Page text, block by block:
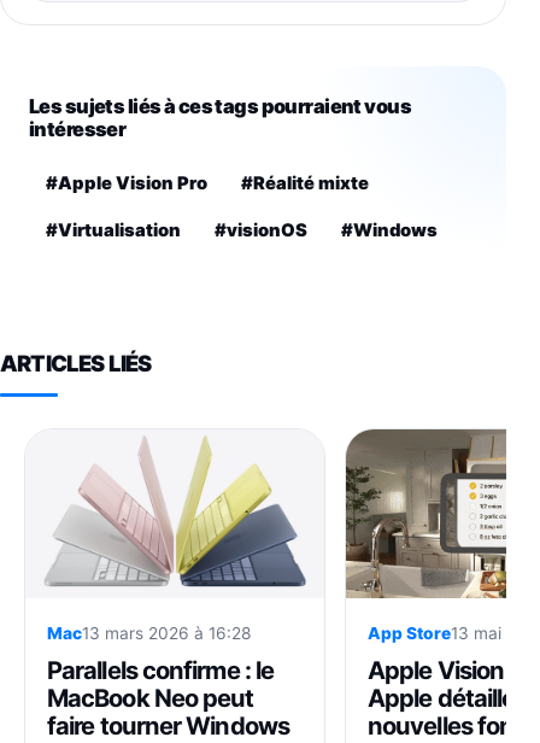
Les sujets liés à ces tags pourraient vous
intéresser
#Apple Vision Pro #Réalité mixte
#Virtualisation #visionOS #Windows
ARTICLES LIÉS
Mac13 mars 2026 à 16:28
Parallels confirme : le
MacBook Neo peut
faire tourner Windows
App Store13 mai
Apple Vision
Apple détaille
nouvelles